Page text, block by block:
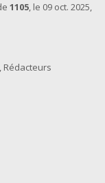
1105, le 09 oct. 2025,
, Rédacteurs